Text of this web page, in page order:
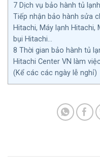
7 Dịch vụ bảo hành tủ
Tiếp nhận bảo hành sửa
Hitachi, Máy lạnh Hitachi,
bụi Hitachi…
8 Thời gian bảo hành tủ
Hitachi Center VN làm
(Kể các các ngày lễ nghỉ)